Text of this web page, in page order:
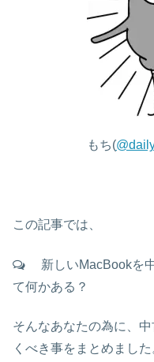
もち(
この記事では、
新しいMacBookを
て何かある？
そんなあなたの為に、
くべき事をまとめました